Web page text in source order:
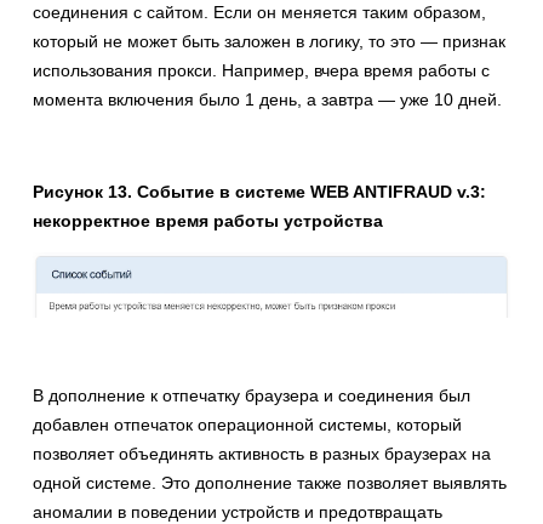
соединения с сайтом. Если он меняется таким образом,
который не может быть заложен в логику, то это — признак
использования прокси. Например, вчера время работы с
момента включения было 1 день, а завтра — уже 10 дней.
Рисунок 13. Событие в системе WEB ANTIFRAUD v.3:
некорректное время работы устройства
В дополнение к отпечатку браузера и соединения был
добавлен отпечаток операционной системы, который
позволяет объединять активность в разных браузерах на
одной системе. Это дополнение также позволяет выявлять
аномалии в поведении устройств и предотвращать